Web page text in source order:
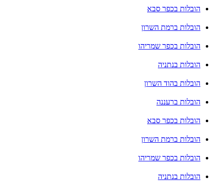
הובלות בכפר סבא
הובלות ברמת השרון
הובלות בכפר שמריהו
הובלות בנתניה
הובלות בהוד השרון
הובלות ברעננה
הובלות בכפר סבא
הובלות ברמת השרון
הובלות בכפר שמריהו
הובלות בנתניה